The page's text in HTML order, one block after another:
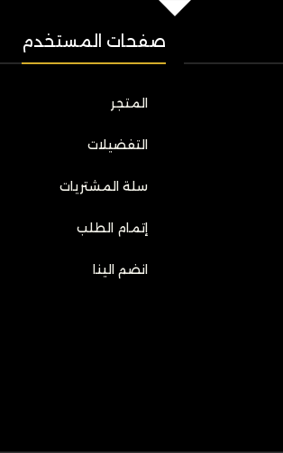
صفحات المستخدم
المتجر
التفضيلات
سلة المشتريات
إتمام الطلب
انضم الينا